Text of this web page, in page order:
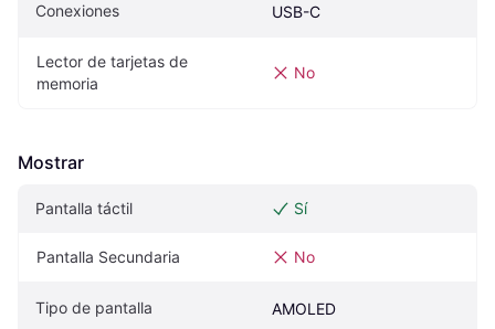
Conexiones USB-C
Lector de tarjetas de
memoria
No
Mostrar
Pantalla táctil Sí
Pantalla Secundaria No
Tipo de pantalla AMOLED